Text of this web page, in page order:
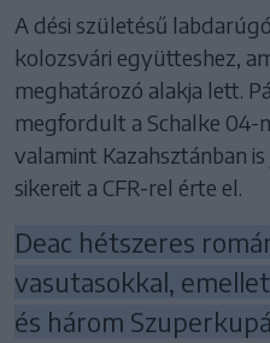
A dési születésű
kolozsvári együtteshez,
meghatározó alakja lett.
megfordult a Schalke 04-
valamint Kazahsztánban
sikereit a CFR-rel érte el.
Deac hétszeres
vasutasokkal,
és három